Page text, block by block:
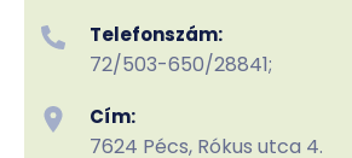
Telefonszám:
72/503-650/28841;
Cím:
7624 Pécs, Rókus utca 4.